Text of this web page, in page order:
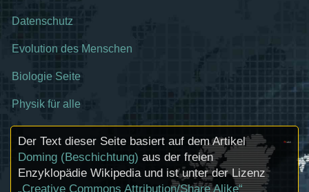
Datenschutz
Evolution des Menschen
Biologie Seite
Physik für alle
Der Text dieser Seite basiert auf dem Artikel
Doming (Beschichtung) aus der freien
Enzyklopädie Wikipedia und ist unter der Lizenz
„Creative Commons Attribution/Share Alike“